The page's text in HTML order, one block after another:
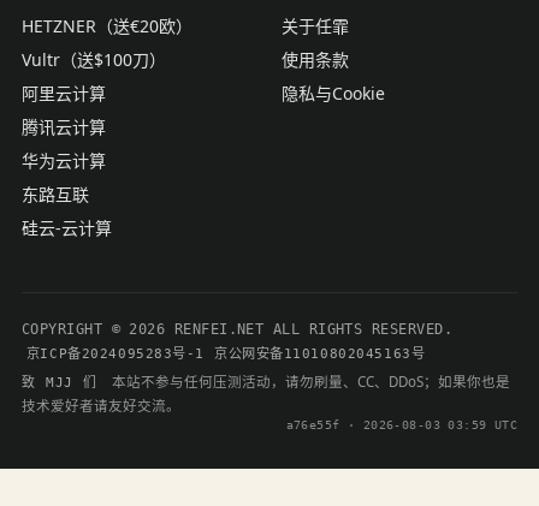
HETZNER（送€20欧）
Vultr（送$100刀）
阿里云计算
腾讯云计算
华为云计算
东路互联
硅云-云计算
关于任霏
使用条款
隐私与Cookie
COPYRIGHT © 2026 RENFEI.NET ALL RIGHTS RESERVED.
京ICP备2024095283号-1
京公网安备11010802045163号
致 MJJ 们
本站不参与任何压测活动，请勿刷量、CC、DDoS；如果你也是
技术爱好者请友好交流。
a76e55f · 2026-08-03 03:59 UTC